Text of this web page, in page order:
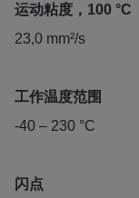
运动粘度，100 °C
23,0 mm²/s
工作温度范围
-40 – 230 °C
闪点